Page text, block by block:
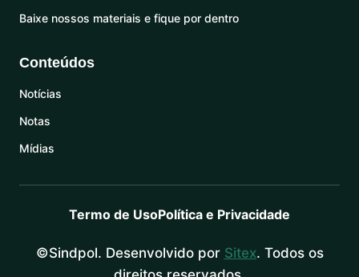
Baixe nossos materiais e fique por dentro
Conteúdos
Notícias
Notas
Mídias
Termo de UsoPolítica e Privacidade
©Sindpol. Desenvolvido por Sitex. Todos os